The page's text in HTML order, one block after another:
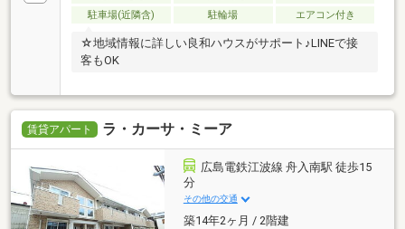
駐車場(近隣含)
駐輪場 エアコン付き
☆地域情報に詳しい良和ハウスがサポート♪LINEで接
客もOK
賃貸アパート ラ・カーサ・ミーア
広島電鉄江波線 舟入南駅 徒歩15
分
その他の交通
築14年2ヶ月 / 2階建